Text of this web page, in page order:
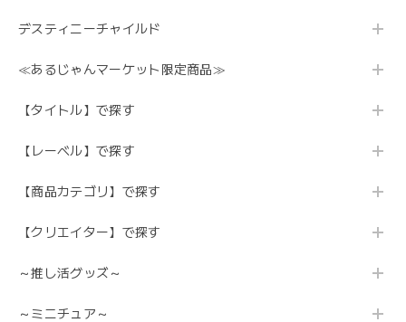
デスティニーチャイルド
≪あるじゃんマーケット限定商品≫
【タイトル】で探す
【レーベル】で探す
【商品カテゴリ】で探す
【クリエイター】で探す
～推し活グッズ～
～ミニチュア～